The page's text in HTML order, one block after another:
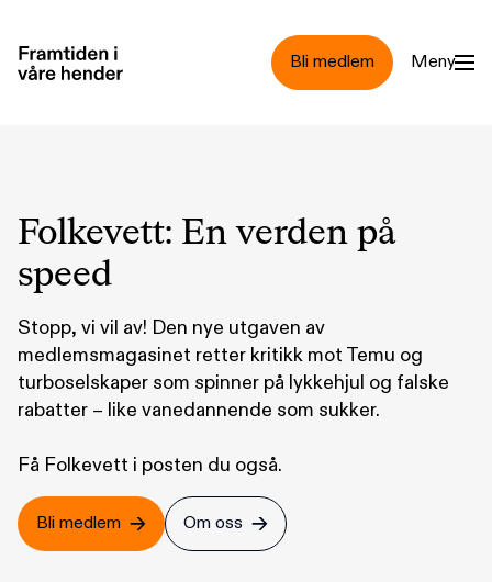
Bli medlem Meny
Folkevett: En verden på
speed
Stopp, vi vil av! Den nye utgaven av
medlemsmagasinet retter kritikk mot Temu og
turboselskaper som spinner på lykkehjul og falske
rabatter – like vanedannende som sukker.
Få Folkevett i posten du også.
Bli medlem Om oss